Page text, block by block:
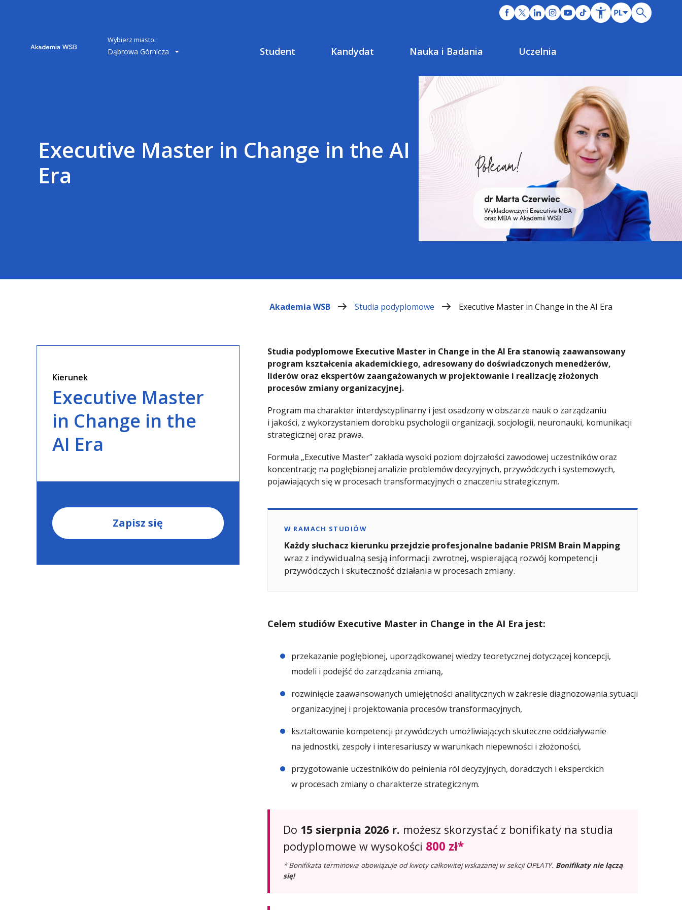
Wybierz miasto:
Dąbrowa Górnicza Student Kandydat Nauka i Badania Uczelnia
Executive Master in Change in the AI
Era
Akademia WSB Studia podyplomowe Executive Master in Change in the AI Era
Kierunek
Executive Master
in Change in the
AI Era
Zapisz się
Studia podyplomowe Executive Master in Change in the AI Era stanowią zaawansowany
program kształcenia akademickiego, adresowany do doświadczonych menedżerów,
liderów oraz ekspertów zaangażowanych w projektowanie i realizację złożonych
procesów zmiany organizacyjnej.
Program ma charakter interdyscyplinarny i jest osadzony w obszarze nauk o zarządzaniu
i jakości, z wykorzystaniem dorobku psychologii organizacji, socjologii, neuronauki, komunikacji
strategicznej oraz prawa.
Formuła „Executive Master” zakłada wysoki poziom dojrzałości zawodowej uczestników oraz
koncentrację na pogłębionej analizie problemów decyzyjnych, przywódczych i systemowych,
pojawiających się w procesach transformacyjnych o znaczeniu strategicznym.
W RAMACH STUDIÓW
Każdy słuchacz kierunku przejdzie profesjonalne badanie PRISM Brain Mapping
wraz z indywidualną sesją informacji zwrotnej, wspierającą rozwój kompetencji
przywódczych i skuteczność działania w procesach zmiany.
Celem studiów Executive Master in Change in the AI Era jest:
przekazanie pogłębionej, uporządkowanej wiedzy teoretycznej dotyczącej koncepcji,
modeli i podejść do zarządzania zmianą,
rozwinięcie zaawansowanych umiejętności analitycznych w zakresie diagnozowania sytuacji
organizacyjnej i projektowania procesów transformacyjnych,
kształtowanie kompetencji przywódczych umożliwiających skuteczne oddziaływanie
na jednostki, zespoły i interesariuszy w warunkach niepewności i złożoności,
przygotowanie uczestników do pełnienia ról decyzyjnych, doradczych i eksperckich
w procesach zmiany o charakterze strategicznym.
Do 15 sierpnia 2026 r. możesz skorzystać z bonifikaty na studia
podyplomowe w wysokości 800 zł*
* Bonifikata terminowa obowiązuje od kwoty całkowitej wskazanej w sekcji OPŁATY. Bonifikaty nie łączą
się!